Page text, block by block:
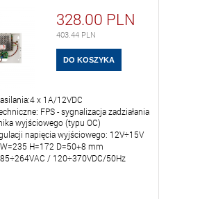
328.00 PLN
403.44 PLN
x 1A/12VDC
FPS - sygnalizacja zadziałania
wyjściowego (typu OC)
napięcia wyjściowego: 12V÷15V
H=172 D=50+8 mm
/ 120÷370VDC/50Hz